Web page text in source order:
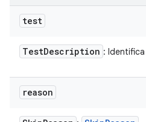
test
TestDescription :
reason